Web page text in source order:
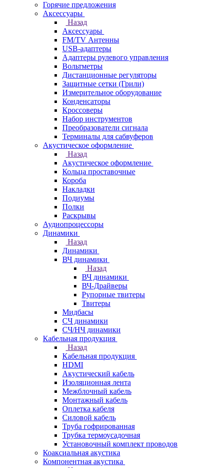
Горячие предложения
Аксессуары
Назад
Аксессуары
FM/TV Антенны
USB-адаптеры
Адаптеры рулевого управления
Вольтметры
Дистанционные регуляторы
Защитные сетки (Грили)
Измерительное оборудование
Конденсаторы
Кроссоверы
Набор инструментов
Преобразователи сигнала
Терминалы для сабвуферов
Акустическое оформление
Назад
Акустическое оформление
Кольца проставочные
Короба
Накладки
Подиумы
Полки
Раскрывы
Аудиопроцессоры
Динамики
Назад
Динамики
ВЧ динамики
Назад
ВЧ динамики
ВЧ-Драйверы
Рупорные твитеры
Твитеры
Мидбасы
СЧ динамики
СЧ/НЧ динамики
Кабельная продукция
Назад
Кабельная продукция
HDMI
Акустический кабель
Изоляционная лента
Межблочный кабель
Монтажный кабель
Оплетка кабеля
Силовой кабель
Труба гофрированная
Трубка термоусадочная
Установочный комплект проводов
Коаксиальная акустика
Компонентная акустика